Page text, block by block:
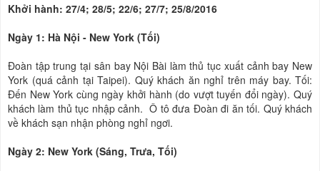
Khởi hành: 27/4; 28/5; 22/6; 27/7; 25/8/2016
Ngày 1: Hà Nội - New York (Tối)
Đoàn tập trung tại sân bay Nội Bài làm thủ tục xuất cảnh bay New
York (quá cảnh tại Taipei). Quý khách ăn nghỉ trên máy bay. Tối:
Đến New York cùng ngày khởi hành (do vượt tuyến đổi ngày). Quý
khách làm thủ tục nhập cảnh. Ô tô đưa Đoàn đi ăn tối. Quý khách
về khách sạn nhận phòng nghỉ ngơi.
Ngày 2: New York (Sáng, Trưa, Tối)